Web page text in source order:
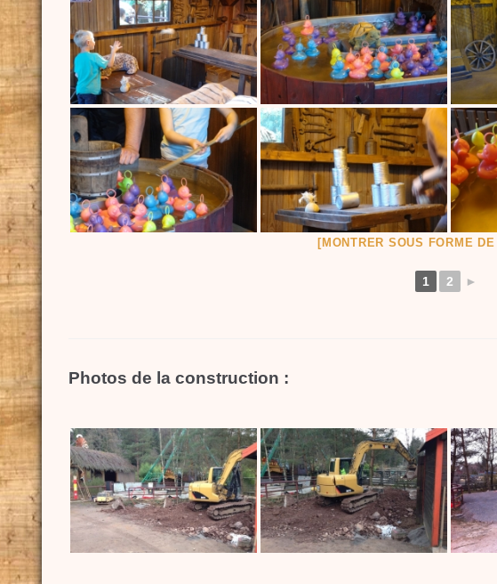
[MONTRER SOUS FORME
1 2 ►
Photos de la construction :